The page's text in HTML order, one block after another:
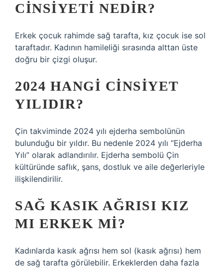
CINSIYETI NEDIR?
Erkek çocuk rahimde sağ tarafta, kız çocuk ise sol
taraftadır. Kadının hamileliği sırasında alttan üste
doğru bir çizgi oluşur.
2024 HANGI CINSIYET
YILIDIR?
Çin takviminde 2024 yılı ejderha sembolünün
bulunduğu bir yıldır. Bu nedenle 2024 yılı “Ejderha
Yılı” olarak adlandırılır. Ejderha sembolü Çin
kültüründe saflık, şans, dostluk ve aile değerleriyle
ilişkilendirilir.
SAĞ KASIK AĞRISI KIZ
MI ERKEK MI?
Kadınlarda kasık ağrısı hem sol (kasık ağrısı) hem
de sağ tarafta görülebilir. Erkeklerden daha fazla